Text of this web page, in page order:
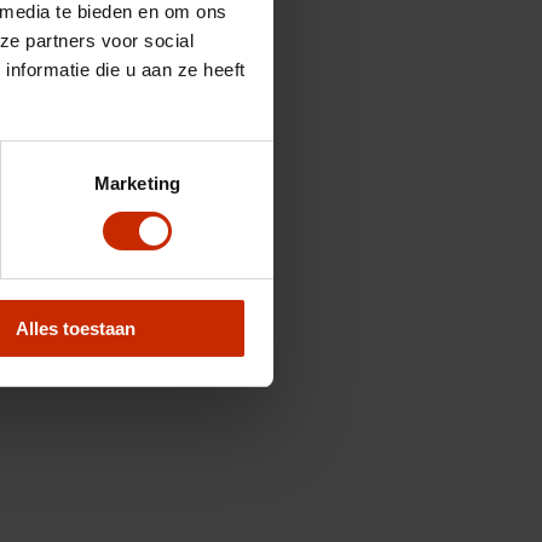
te bieden en om ons
partners voor social
die u aan ze heeft
Marketing
Alles toestaan